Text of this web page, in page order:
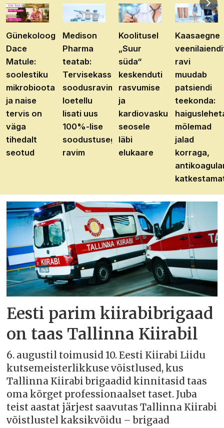
Günekoloog
Dace
Matule:
soolestiku
mikrobioota
ja naise
tervis on
väga
tihedalt
seotud
Medison
Pharma
teatab:
Tervisekassa
soodusravimite
loetellu
lisati uus
100%-lise
soodustusega
ravim
Koolitusel
„Suur
süda“
keskenduti
rasvumise
ja
kardiovaskulaarhaiguste
seosele
läbi
elukaare
Kaasaegne
ravi
muudab
patsiendi
teekonda:
mõlemad
jalad
korraga,
Eesti parim kiirabibrigaad
on taas Tallinna Kiirabil
6. augustil toimusid 10. Eesti Kiirabi Liidu
kutsemeisterlikkuse võistlused, kus
Tallinna Kiirabi brigaadid kinnitasid taas
oma kõrget professionaalset taset. Juba
teist aastat järjest saavutas Tallinna Kiirabi
võistlustel kaksikvõidu – brigaad